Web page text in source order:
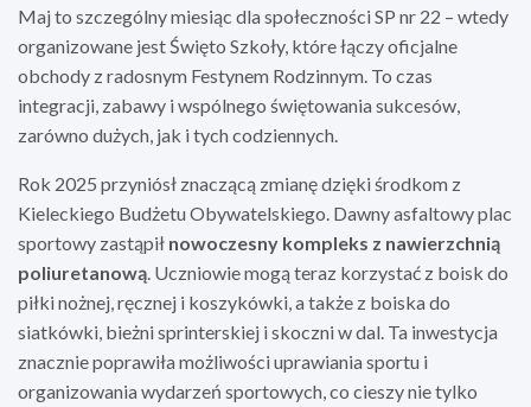
Maj to szczególny miesiąc dla społeczności SP nr 22 – wtedy
organizowane jest Święto Szkoły, które łączy oficjalne
obchody z radosnym Festynem Rodzinnym. To czas
integracji, zabawy i wspólnego świętowania sukcesów,
zarówno dużych, jak i tych codziennych.
Rok 2025 przyniósł znaczącą zmianę dzięki środkom z
Kieleckiego Budżetu Obywatelskiego. Dawny asfaltowy plac
sportowy zastąpił nowoczesny kompleks z nawierzchnią
poliuretanową . Uczniowie mogą teraz korzystać z boisk do
piłki nożnej, ręcznej i koszykówki, a także z boiska do
siatkówki, bieżni sprinterskiej i skoczni w dal. Ta inwestycja
znacznie poprawiła możliwości uprawiania sportu i
organizowania wydarzeń sportowych, co cieszy nie tylko